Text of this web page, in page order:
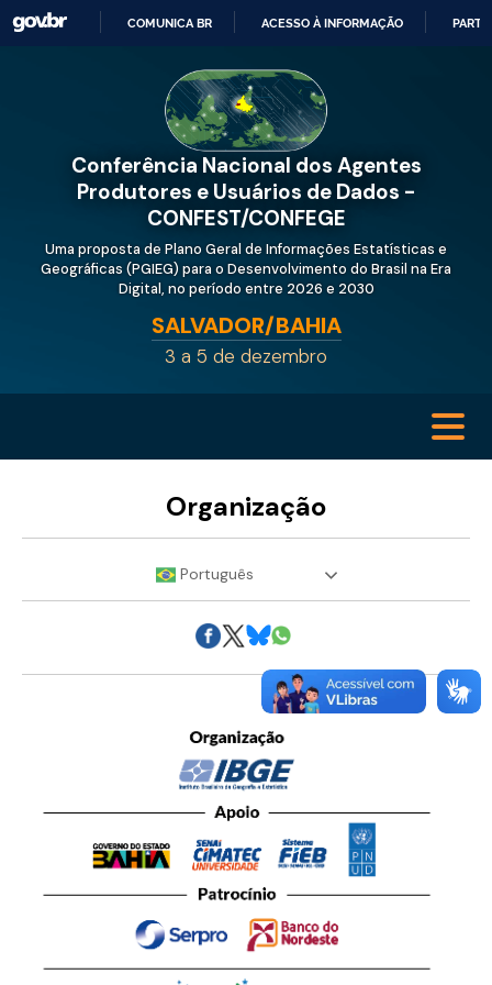
PARA
O
CONTEÚDO
COMUNICA BR ACESSO À INFORMAÇÃO
Conferência Nacional dos Agentes
Produtores e Usuários de Dados -
CONFEST/CONFEGE
Uma proposta de Plano Geral de Informações Estatísticas e
Geográficas (PGIEG) para o Desenvolvimento do Brasil na Era
Digital, no período entre 2026 e 2030
SALVADOR/BAHIA
3 a 5 de dezembro
Organização
Português